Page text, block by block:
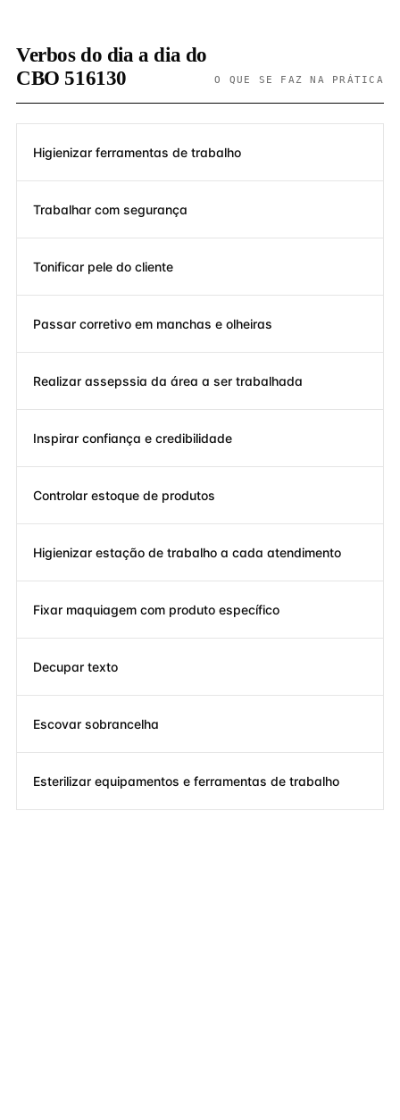
Verbos do dia a dia do
CBO 516130
O QUE SE FAZ NA PRÁTICA
Higienizar ferramentas de trabalho
Trabalhar com segurança
Tonificar pele do cliente
Passar corretivo em manchas e olheiras
Realizar assepssia da área a ser trabalhada
Inspirar confiança e credibilidade
Controlar estoque de produtos
Higienizar estação de trabalho a cada atendimento
Fixar maquiagem com produto específico
Decupar texto
Escovar sobrancelha
Esterilizar equipamentos e ferramentas de trabalho